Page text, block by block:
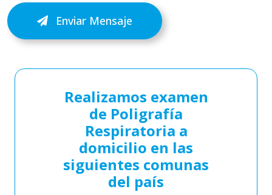
Enviar Mensaje
Realizamos examen
de Poligrafía
Respiratoria a
domicilio en las
siguientes comunas
del país